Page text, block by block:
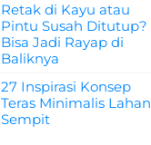
Retak di Kayu atau
Pintu Susah Ditutup?
Bisa Jadi Rayap di
Baliknya
27 Inspirasi Konsep
Teras Minimalis Lahan
Sempit